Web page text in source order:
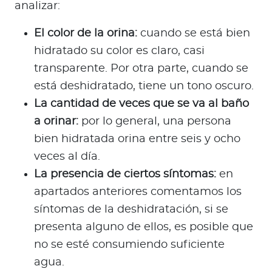
analizar:
El color de la orina: cuando se está bien
hidratado su color es claro, casi
transparente. Por otra parte, cuando se
está deshidratado, tiene un tono oscuro.
La cantidad de veces que se va al baño
a orinar: por lo general, una persona
bien hidratada orina entre seis y ocho
veces al día.
La presencia de ciertos síntomas: en
apartados anteriores comentamos los
síntomas de la deshidratación, si se
presenta alguno de ellos, es posible que
no se esté consumiendo suficiente
agua.